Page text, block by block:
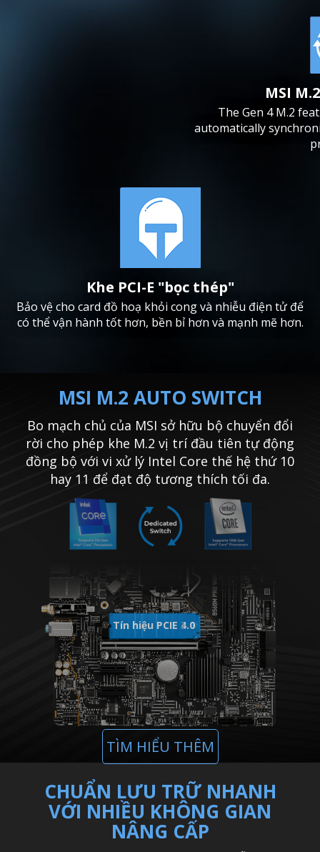
MSI
The Gen 4 M.2
automatically
Khe PCI-E "bọc thép"
Bảo vệ cho card đồ hoạ khỏi cong và nhiễu điện tử để
có thể vận hành tốt hơn, bền bỉ hơn và mạnh mẽ hơn.
MSI M.2 AUTO SWITCH
Bo mạch chủ của MSI sở hữu bộ chuyển đổi
rời cho phép khe M.2 vị trí đầu tiên tự động
đồng bộ với vi xử lý Intel Core thế hệ thứ 10
hay 11 để đạt độ tương thích tối đa.
Tín hiệu PCIE 4.0
Tín hiệu PCIE 3.0
TÌM HIỂU THÊM
CHUẨN LƯU TRỮ NHANH
VỚI NHIỀU KHÔNG GIAN
NÂNG CẤP